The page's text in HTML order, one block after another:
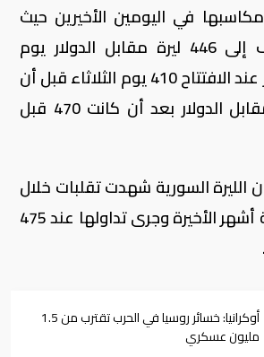
في اليومين الأخيرين حيث
وصل سعر الصرف إلى 446 ليرة مقابل الدولار يوم
الاثنين وبلغ السعر عند الافتتاح 410 يوم الثلاثاء قبل أن
تتراجع إلى 425 مقابل الدولار بعد أن كانت 470 قبل
الليرة السورية شهدت تقلبات خلال
الخمسة إلى الستة أشهر الأخيرة وجرى تداولها عند 475
أوكرانيا: خسائر روسيا في الحرب تقترب من 1.5
مليون عسكري